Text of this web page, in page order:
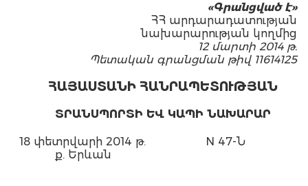
«Գրանցված է»
ՀՀ արդարադատության
նախարարության կողմից
12 մարտի 2014 թ.
Պետական գրանցման թիվ 11614125
ՀԱՅԱՍՏԱՆԻ ՀԱՆՐԱՊԵՏՈՒԹՅԱՆ
ՏՐԱՆՍՊՈՐՏԻ ԵՎ ԿԱՊԻ ՆԱԽԱՐԱՐ
18 փետրվարի 2014 թ.
ք. Երևան
N 47-Ն